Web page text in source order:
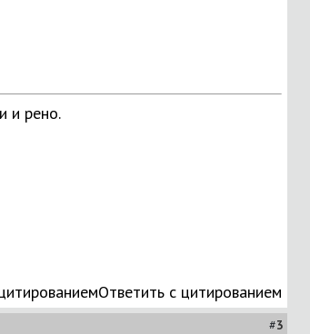
и рено.
Ответить с цитированием
#3